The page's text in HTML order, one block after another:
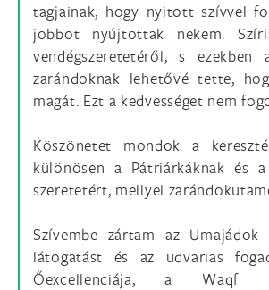
tagjainak, hogy nyitott szívvel
jobbot nyújtottak nekem.
vendégszeretetéről, s ezekben
zarándoknak lehetővé tette,
magát. Ezt a kedvességet nem
Köszönetet mondok a
különösen a Pátriárkáknak és
szeretetért, mellyel
Szívembe zártam az
látogatást és az udvarias
Őexcellenciája, a Waqf